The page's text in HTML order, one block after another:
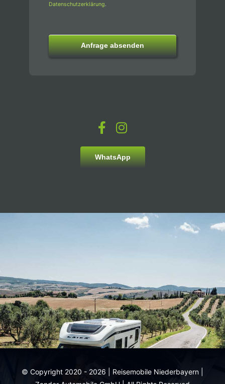
Datenschutzerklärung.
Anfrage absenden
WhatsApp
© Copyright 2020 - 2026 | Reisemobile Niederbayern |